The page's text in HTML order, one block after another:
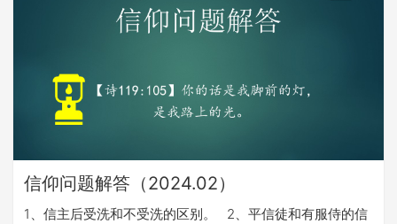
苛无理的屏蔽做法，所以我们网站的文章，…
信仰问题解答（2024.02）
1、信主后受洗和不受洗的区别。 2、平信徒和有服侍的信